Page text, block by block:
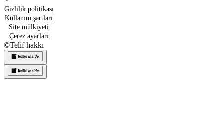
Gizlilik politikası
Kullanım şartları
Site mülkiyeti
Çerez ayarları
©Telif hakkı